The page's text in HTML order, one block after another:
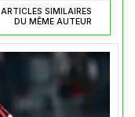
ARTICLES SIMILAIRES
DU MÊME AUTEUR